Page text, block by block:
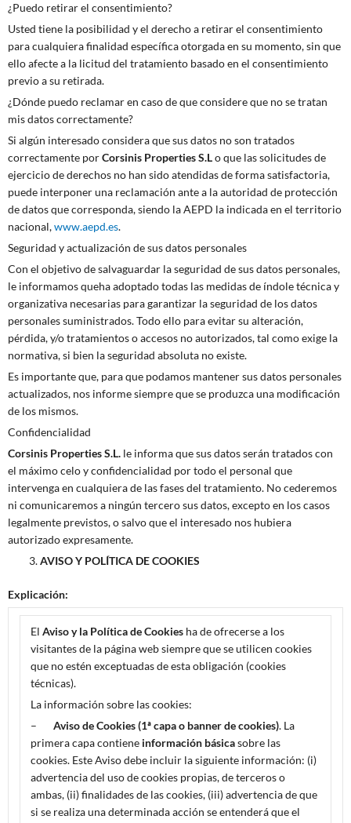
¿Puedo retirar el consentimiento?
Usted tiene la posibilidad y el derecho a retirar el consentimiento
para cualquiera finalidad específica otorgada en su momento, sin que
ello afecte a la licitud del tratamiento basado en el consentimiento
previo a su retirada.
¿Dónde puedo reclamar en caso de que considere que no se tratan
mis datos correctamente?
Si algún interesado considera que sus datos no son tratados
correctamente porCorsinis Properties S.Lo que las solicitudes de
ejercicio de derechos no han sido atendidas de forma satisfactoria,
puede interponer una reclamación ante a la autoridad de protección
de datos que corresponda, siendo la AEPD la indicada en el territorio
nacional,www.aepd.es.
Seguridad y actualización de sus datos personales
Con el objetivo de salvaguardar la seguridad de sus datos personales,
le informamos queha adoptado todas las medidas de índole técnica y
organizativa necesarias para garantizar la seguridad de los datos
personales suministrados. Todo ello para evitar su alteración,
pérdida, y/o tratamientos o accesos no autorizados, tal como exige la
normativa, si bien la seguridad absoluta no existe.
Es importante que, para que podamos mantener sus datos personales
actualizados, nos informe siempre que se produzca una modificación
de los mismos.
Confidencialidad
Corsinis Properties S.L. le informa que sus datos serán tratados con
el máximo celo y confidencialidad por todo el personal que
intervenga en cualquiera de las fases del tratamiento. No cederemos
ni comunicaremos a ningún tercero sus datos, excepto en los casos
legalmente previstos, o salvo que el interesado nos hubiera
autorizado expresamente.
AVISO Y POLÍTICA DE COOKIES
Explicación:
ElAviso y la Política de Cookies ha de ofrecerse a los
visitantes de la página web siempre que se utilicen cookies
que no estén exceptuadas de esta obligación (cookies
técnicas).
La información sobre las cookies:
–Aviso de Cookies (1ª capa o banner de cookies). La
primera capa contiene información básicasobre las
cookies. Este Aviso debe incluir la siguiente información: (i)
advertencia del uso de cookies propias, de terceros o
ambas, (ii) finalidades de las cookies, (iii) advertencia de que
si se realiza una determinada acción se entenderá que el